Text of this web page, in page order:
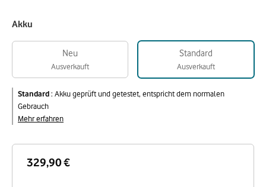
329,90 €
Akku
Neu
Ausverkauft
Standard
Ausverkauft
Standard: Akku geprüft und getestet, entspricht dem normalen
Gebrauch
Mehr erfahren